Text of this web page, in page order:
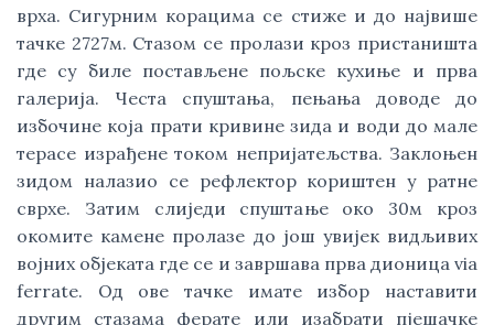
врха. Сигурним корацима се стиже и до највише
тачке 2727м. Стазом се пролази кроз пристаништа
где су биле постављене пољске кухиње и прва
галерија. Честа спуштања, пењања доводе до
избочине која прати кривине зида и води до мале
терасе израђене током непријатељства. Заклоњен
зидом налазио се рефлектор кориштен у ратне
сврхе. Затим слиједи спуштање око 30м кроз
окомите камене пролазе до још увијек видљивих
војних објеката где се и завршава прва дионица via
ferrate. Oд ове тачке имате избор наставити
другим стазама ферате или изабрати пјешачке